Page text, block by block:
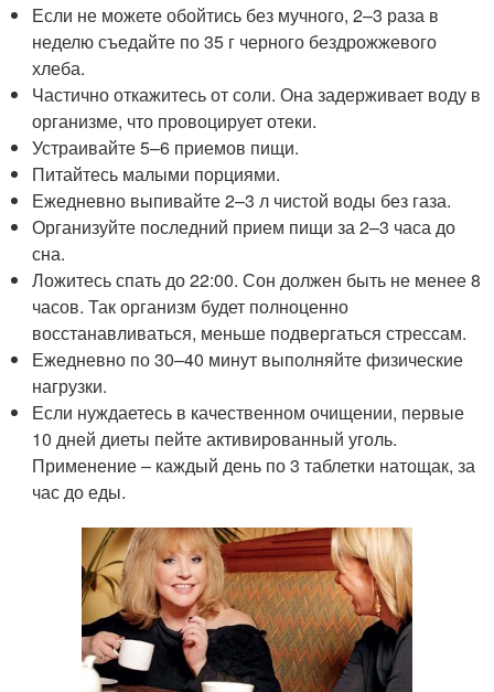
Если не можете обойтись без мучного, 2–3 раза в
неделю съедайте по 35 г черного бездрожжевого
хлеба.
Частично откажитесь от соли. Она задерживает воду в
организме, что провоцирует отеки.
Устраивайте 5–6 приемов пищи.
Питайтесь малыми порциями.
Ежедневно выпивайте 2–3 л чистой воды без газа.
Организуйте последний прием пищи за 2–3 часа до
сна.
Ложитесь спать до 22:00. Сон должен быть не менее 8
часов. Так организм будет полноценно
восстанавливаться, меньше подвергаться стрессам.
Ежедневно по 30–40 минут выполняйте физические
нагрузки.
Если нуждаетесь в качественном очищении, первые
10 дней диеты пейте активированный уголь.
Применение – каждый день по 3 таблетки натощак, за
час до еды.